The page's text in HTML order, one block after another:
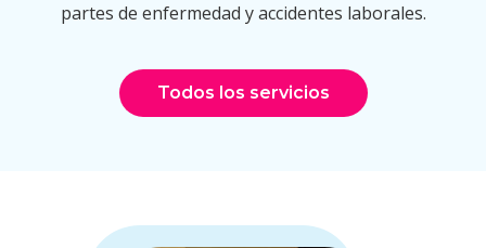
partes de enfermedad y accidentes laborales.
Todos los servicios